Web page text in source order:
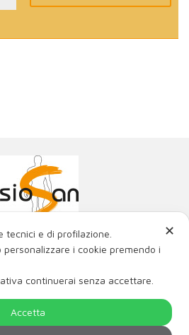
Fisiosan Srl
i migliori ortopedici e fisiatri
Friuli Venezia Giulia.
21, 34121 Trieste
c, 34015 Muggia (TS)
num. REA- TS - 115514 -
€ 16.774,16 i.v.
✕
tecnici e di profilazione.
i cookie premendo i
continuerai senza accettare.
Accetta